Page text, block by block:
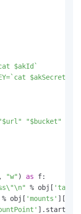
$akId`
$akSecret`
"$bucket"
, "w" ) as f:
% obj[
% obj[ 'mounts' ][